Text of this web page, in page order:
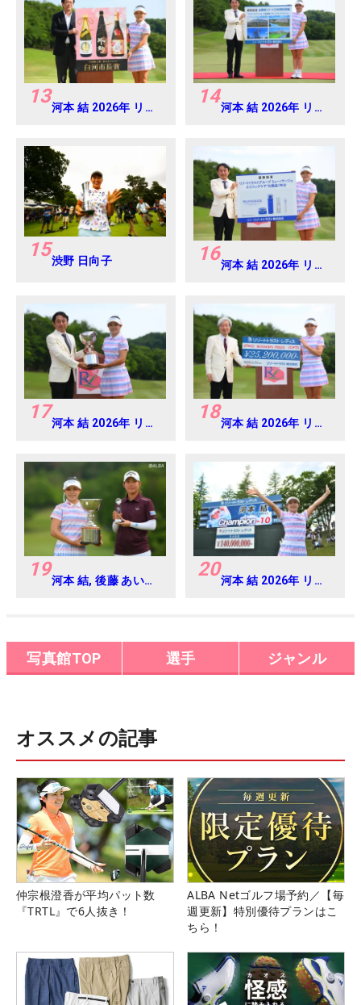
13河本 結 2026年 リゾ
14河本 結 2026年 リゾ
15渋野 日向子 16河本 結 2026年 リゾ
17河本 結 2026年 リゾ
18河本 結 2026年 リゾ
19河本 結, 後藤 あい
20河本 結 2026年 リゾ
写真館TOP 選手 ジャンル
オススメの記事
仲宗根澄香が平均パット数
『TRTL』で6人抜き！
ALBA Netゴルフ場予約／【毎
週更新】特別優待プランはこ
ちら！